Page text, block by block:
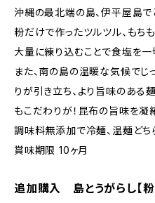
沖縄の最北端の島、伊平屋島
粉だけで作ったツルツル、もち
大量に練り込むことで食塩を一
また、南の島の温暖な気候でじ
りが引き立ち、より旨味のある
もこだわりが！昆布の旨味を
調味料無添加で冷麺、温麺どち
賞味期限 10ヶ月
追加購入 島とうがらし【粉